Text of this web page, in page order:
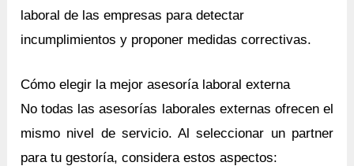
laboral de las empresas para detectar
incumplimientos y proponer medidas correctivas.
Cómo elegir la mejor asesoría laboral externa
No todas las asesorías laborales externas ofrecen el
mismo nivel de servicio. Al seleccionar un partner
para tu gestoría, considera estos aspectos: